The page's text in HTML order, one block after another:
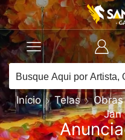
Início Telas
Jan